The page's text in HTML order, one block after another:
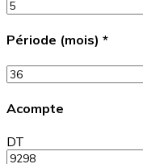
Période (mois) *
Acompte
DT